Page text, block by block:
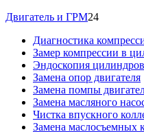
Двигатель и ГРМ24
Диагностика
Замер компрессии в
Эндоскопия цилиндров
Замена опор двигателя
Замена помпы
Замена масляного
Чистка впускного
Замена маслосъемных